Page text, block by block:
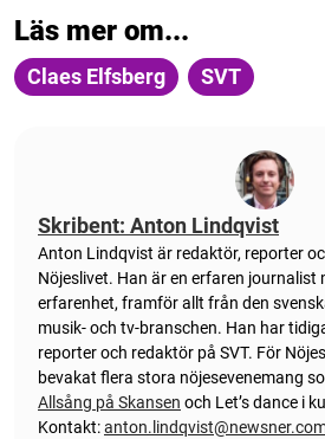
Läs mer om...
Claes Elfsberg SVT
Skribent: Anton Lindqvist
Anton Lindqvist är redaktör, reporter
Nöjeslivet. Han är en erfaren journalist
erfarenhet, framför allt från den
musik- och tv-branschen. Han har
reporter och redaktör på SVT. För
bevakat flera stora nöjesevenemang
Allsång på Skansen och Let’s dance i
Kontakt: